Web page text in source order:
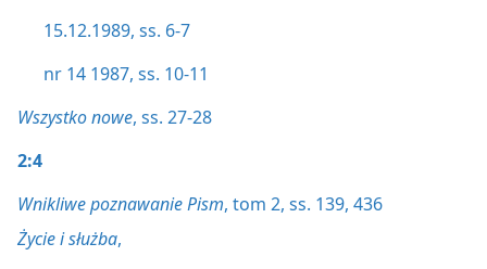
15.12.1989, ss. 6-7
nr 14 1987, ss. 10-11
Wszystko nowe, ss. 27-28
2:4
Wnikliwe poznawanie Pism, tom 2, ss. 139, 436
Życie i służba,